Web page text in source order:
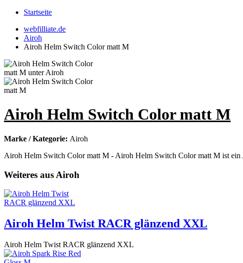
Startseite
webfilliate.de
Airoh
Airoh Helm Switch Color matt M
Airoh Helm Switch Color matt M
Marke / Kategorie: Airoh
Airoh Helm Switch Color matt M - Airoh Helm Switch Color matt M ist ein
Weiteres aus Airoh
Airoh Helm Twist RACR glänzend XXL
Airoh Helm Twist RACR glänzend XXL